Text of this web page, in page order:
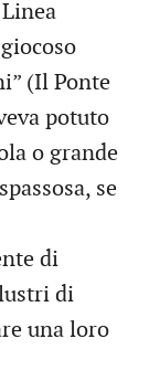
(Il Ponte
potuto
o grande
se
di
di
una loro